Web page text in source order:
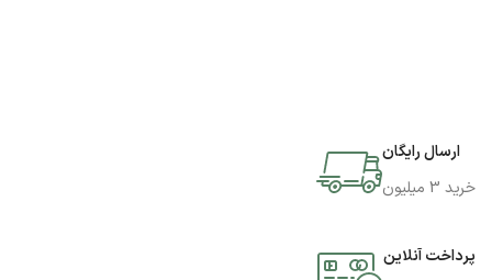
ارسال رایگان
خرید 3 میلیون
پرداخت آنلاین